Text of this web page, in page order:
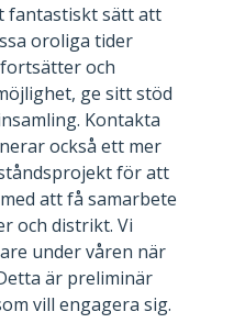
fantastiskt sätt att
oroliga tider
och
ge sitt stöd
Kontakta
också ett mer
för att
att få samarbete
och distrikt. Vi
under våren när
är preliminär
vill engagera sig.